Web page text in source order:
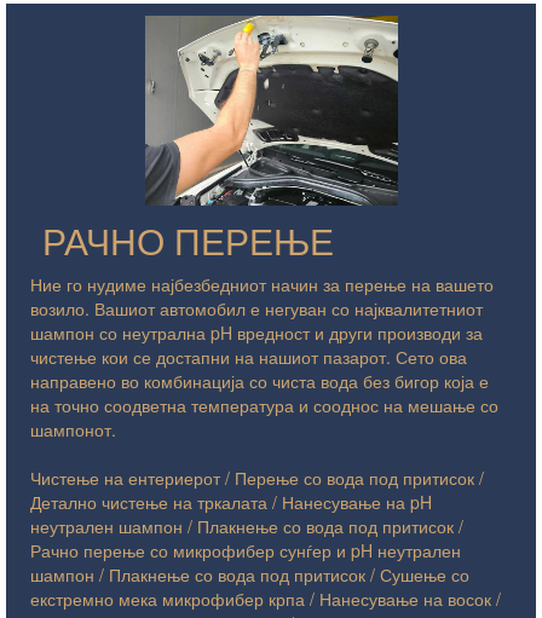
РАЧНО ПЕРЕЊЕ
Ние го нудиме најбезбедниот начин за перење на вашето
возило. Вашиот автомобил е негуван со најквалитетниот
шампон со неутрална pH вредност и други производи за
чистење кои се достапни на нашиот пазарот. Сето ова
направено во комбинација со чиста вода без бигор која е
на точно соодветна температура и сооднос на мешање со
шампонот.
Чистење на ентериерот / Перење со вода под притисок /
Детално чистење на тркалата / Нанесување на pH
неутрален шампон / Плакнење со вода под притисок /
Рачно перење со микрофибер сунѓер и pH неутрален
шампон / Плакнење со вода под притисок / Сушење со
екстремно мека микрофибер крпа / Нанесување на восок /